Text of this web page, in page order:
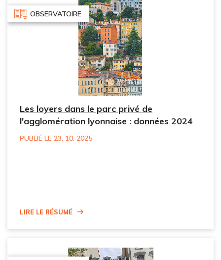
OBSERVATOIRE
Les loyers dans le parc privé de
l'agglomération lyonnaise : données 2024
PUBLIÉ LE 23. 10. 2025
Lire le résumé